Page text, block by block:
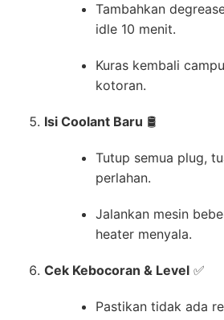
Tambahkan
idle 10 menit.
Kuras kembali
kotoran.
Isi Coolant Baru 🛢️
Tutup semua plug,
perlahan.
Jalankan mesin
heater menyala.
Cek Kebocoran & Level ✅
Pastikan tidak ada